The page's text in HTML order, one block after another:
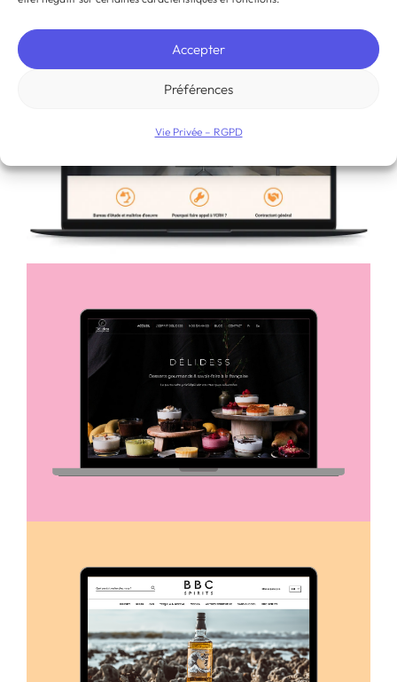
Accepter
Préférences
Vie Privée – RGPD